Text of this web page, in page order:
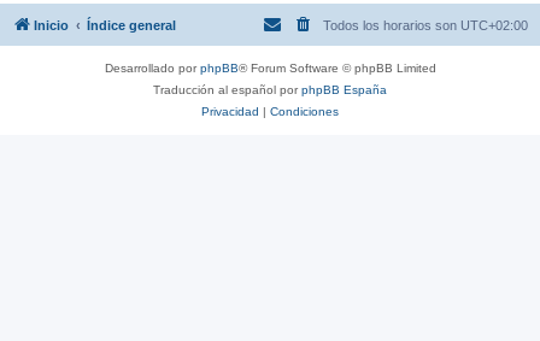
Inicio Índice general Todos los horarios son UTC+02:00
Desarrollado porphpBB® Forum Software © phpBB Limited
Traducción al español porphpBB España
Privacidad | Condiciones